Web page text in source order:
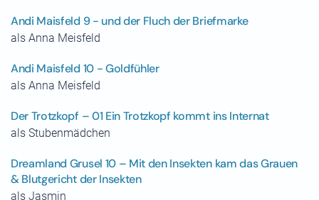
Andi Maisfeld 9 - und der Fluch der Briefmarke
als Anna Meisfeld
Andi Maisfeld 10 - Goldfühler
als Anna Meisfeld
Der Trotzkopf – 01 Ein Trotzkopf kommt ins Internat
als Stubenmädchen
Dreamland Grusel 10 – Mit den Insekten kam das Grauen
& Blutgericht der Insekten
als Jasmin